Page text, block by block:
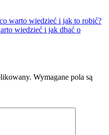
warto wiedzieć i jak to robić?
wiedzieć i jak dbać o
Wymagane pola są